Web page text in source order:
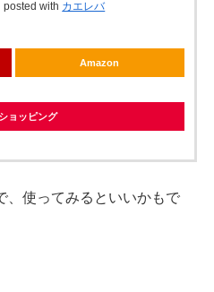
posted with カエレバ
Amazon
ョッピング
、使ってみるといいかもで